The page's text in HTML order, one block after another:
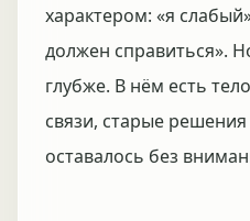
характером: «я
должен справиться».
глубже. В нём есть
связи, старые решения
оставалось без